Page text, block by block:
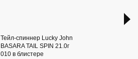
Тейл-спиннер Lucky John
BASARA TAIL SPIN 21.0г
010 в блистере